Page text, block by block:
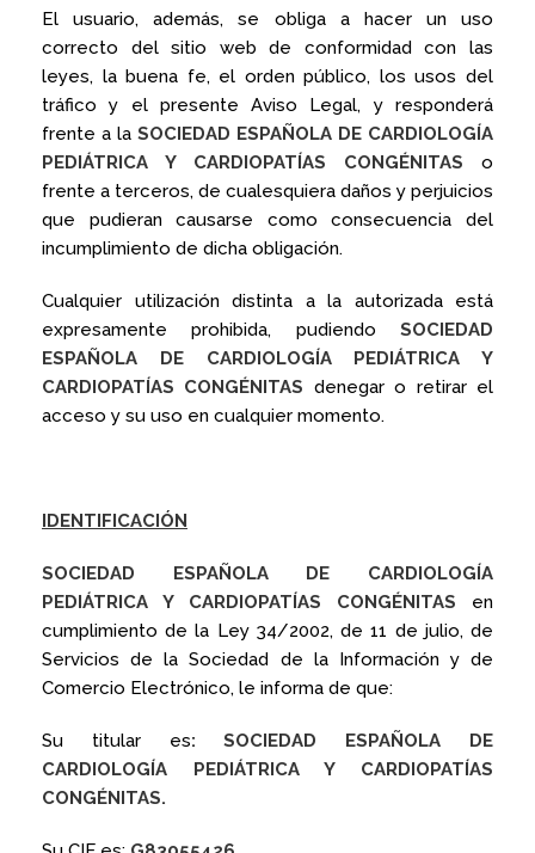
El usuario, además, se obliga a hacer un uso
correcto del sitio web de conformidad con las
leyes, la buena fe, el orden público, los usos del
tráfico y el presente Aviso Legal, y responderá
frente a la SOCIEDAD ESPAÑOLA DE CARDIOLOGÍA
PEDIÁTRICA Y CARDIOPATÍAS CONGÉNITAS o
frente a terceros, de cualesquiera daños y perjuicios
que pudieran causarse como consecuencia del
incumplimiento de dicha obligación.
Cualquier utilización distinta a la autorizada está
expresamente prohibida, pudiendo SOCIEDAD
ESPAÑOLA DE CARDIOLOGÍA PEDIÁTRICA Y
CARDIOPATÍAS CONGÉNITAS denegar o retirar el
acceso y su uso en cualquier momento.
IDENTIFICACIÓN
SOCIEDAD ESPAÑOLA DE CARDIOLOGÍA
PEDIÁTRICA Y CARDIOPATÍAS CONGÉNITAS en
cumplimiento de la Ley 34/2002, de 11 de julio, de
Servicios de la Sociedad de la Información y de
Comercio Electrónico, le informa de que:
Su titular es: SOCIEDAD ESPAÑOLA DE
CARDIOLOGÍA PEDIÁTRICA Y CARDIOPATÍAS
CONGÉNITAS.